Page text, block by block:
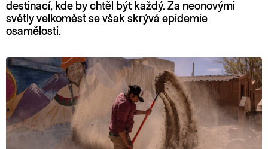
destinací, kde by chtěl být každý. Za neonovými
světly velkoměst se však skrývá epidemie
osamělosti.